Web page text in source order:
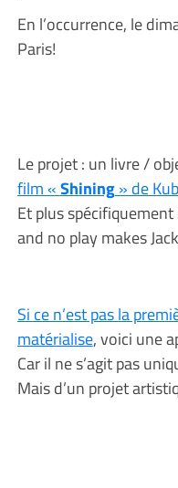
En l’occurrence, le
Paris!
Le projet : un livre /
film «Shining» de
Et plus
and no play makes
Si ce n’est pas la
matérialise, voici une
Car il ne s’agit pas
Mais d’un projet